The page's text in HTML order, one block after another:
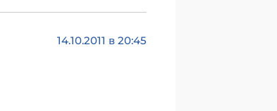
14.10.2011 в 20:45